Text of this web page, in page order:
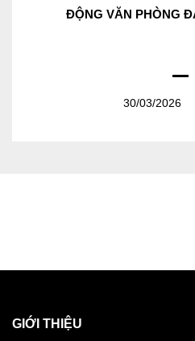
ĐỘNG VĂN PHÒNG
30/03/2026
GIỚI THIỆU